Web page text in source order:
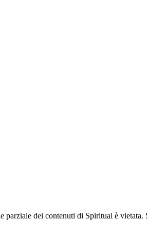
dei contenuti di Spiritual è vietata.